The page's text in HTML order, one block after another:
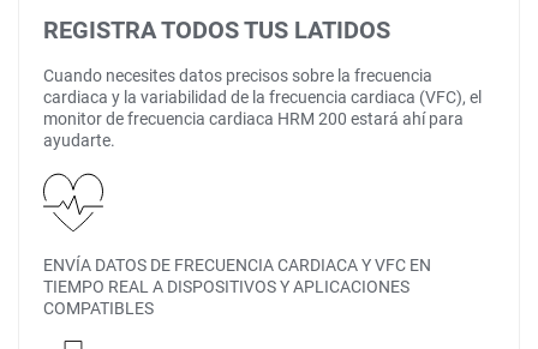
REGISTRA TODOS TUS LATIDOS
Cuando necesites datos precisos sobre la frecuencia
cardiaca y la variabilidad de la frecuencia cardiaca (VFC), el
monitor de frecuencia cardiaca HRM 200 estará ahí para
ayudarte.
ENVÍA DATOS DE FRECUENCIA CARDIACA Y VFC EN
TIEMPO REAL A DISPOSITIVOS Y APLICACIONES
COMPATIBLES